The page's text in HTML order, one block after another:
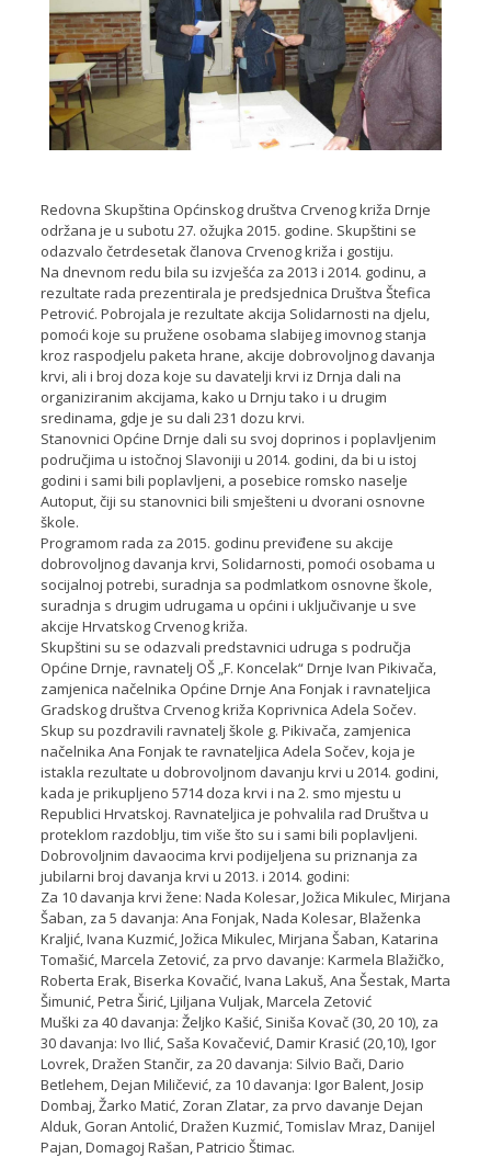
Redovna Skupština Općinskog društva Crvenog križa Drnje
održana je u subotu 27. ožujka 2015. godine. Skupštini se
odazvalo četrdesetak članova Crvenog križa i gostiju.
Na dnevnom redu bila su izvješća za 2013 i 2014. godinu, a
rezultate rada prezentirala je predsjednica Društva Štefica
Petrović. Pobrojala je rezultate akcija Solidarnosti na djelu,
pomoći koje su pružene osobama slabijeg imovnog stanja
kroz raspodjelu paketa hrane, akcije dobrovoljnog davanja
krvi, ali i broj doza koje su davatelji krvi iz Drnja dali na
organiziranim akcijama, kako u Drnju tako i u drugim
sredinama, gdje je su dali 231 dozu krvi.
Stanovnici Općine Drnje dali su svoj doprinos i poplavljenim
područjima u istočnoj Slavoniji u 2014. godini, da bi u istoj
godini i sami bili poplavljeni, a posebice romsko naselje
Autoput, čiji su stanovnici bili smješteni u dvorani osnovne
škole.
Programom rada za 2015. godinu previđene su akcije
dobrovoljnog davanja krvi, Solidarnosti, pomoći osobama u
socijalnoj potrebi, suradnja sa podmlatkom osnovne škole,
suradnja s drugim udrugama u općini i uključivanje u sve
akcije Hrvatskog Crvenog križa.
Skupštini su se odazvali predstavnici udruga s područja
Općine Drnje, ravnatelj OŠ „F. Koncelak“ Drnje Ivan Pikivača,
zamjenica načelnika Općine Drnje Ana Fonjak i ravnateljica
Gradskog društva Crvenog križa Koprivnica Adela Sočev.
Skup su pozdravili ravnatelj škole g. Pikivača, zamjenica
načelnika Ana Fonjak te ravnateljica Adela Sočev, koja je
istakla rezultate u dobrovoljnom davanju krvi u 2014. godini,
kada je prikupljeno 5714 doza krvi i na 2. smo mjestu u
Republici Hrvatskoj. Ravnateljica je pohvalila rad Društva u
proteklom razdoblju, tim više što su i sami bili poplavljeni.
Dobrovoljnim davaocima krvi podijeljena su priznanja za
jubilarni broj davanja krvi u 2013. i 2014. godini:
Za 10 davanja krvi žene: Nada Kolesar, Jožica Mikulec, Mirjana
Šaban, za 5 davanja: Ana Fonjak, Nada Kolesar, Blaženka
Kraljić, Ivana Kuzmić, Jožica Mikulec, Mirjana Šaban, Katarina
Tomašić, Marcela Zetović, za prvo davanje: Karmela Blažičko,
Roberta Erak, Biserka Kovačić, Ivana Lakuš, Ana Šestak, Marta
Šimunić, Petra Širić, Ljiljana Vuljak, Marcela Zetović
Muški za 40 davanja: Željko Kašić, Siniša Kovač (30, 20 10), za
30 davanja: Ivo Ilić, Saša Kovačević, Damir Krasić (20,10), Igor
Lovrek, Dražen Stančir, za 20 davanja: Silvio Bači, Dario
Betlehem, Dejan Miličević, za 10 davanja: Igor Balent, Josip
Dombaj, Žarko Matić, Zoran Zlatar, za prvo davanje Dejan
Alduk, Goran Antolić, Dražen Kuzmić, Tomislav Mraz, Danijel
Pajan, Domagoj Rašan, Patricio Štimac.